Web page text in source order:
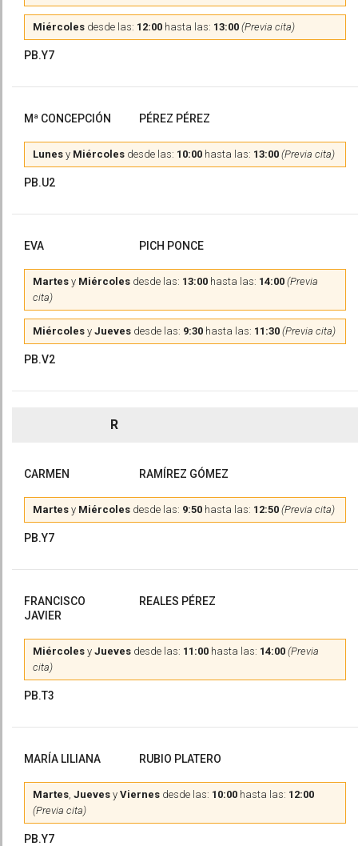
Miércoles desde las: 12:00 hasta las: 13:00 (Previa cita)
PB.Y7
Mª CONCEPCIÓN PÉREZ PÉREZ
Lunes y Miércoles desde las: 10:00 hasta las: 13:00 (Previa cita)
PB.U2
EVA PICH PONCE
Martes y Miércoles desde las: 13:00 hasta las: 14:00 (Previa
cita)
Miércoles y Jueves desde las: 9:30 hasta las: 11:30 (Previa cita)
PB.V2
R
CARMEN RAMÍREZ GÓMEZ
Martes y Miércoles desde las: 9:50 hasta las: 12:50 (Previa cita)
PB.Y7
FRANCISCO
JAVIER
REALES PÉREZ
Miércoles y Jueves desde las: 11:00 hasta las: 14:00 (Previa
cita)
PB.T3
MARÍA LILIANA RUBIO PLATERO
Martes, Jueves y Viernes desde las: 10:00 hasta las: 12:00
(Previa cita)
PB.Y7